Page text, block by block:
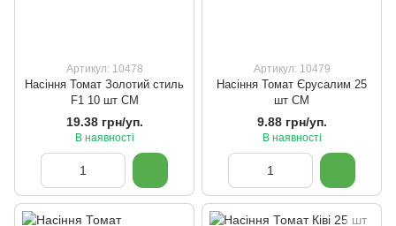
Артикул: 10478
Насіння Томат Золотий стиль
F1 10 шт СМ
19.38 грн/уп.
В наявності
Артикул: 10479
Насіння Томат Єрусалим 25
шт СМ
9.88 грн/уп.
В наявності